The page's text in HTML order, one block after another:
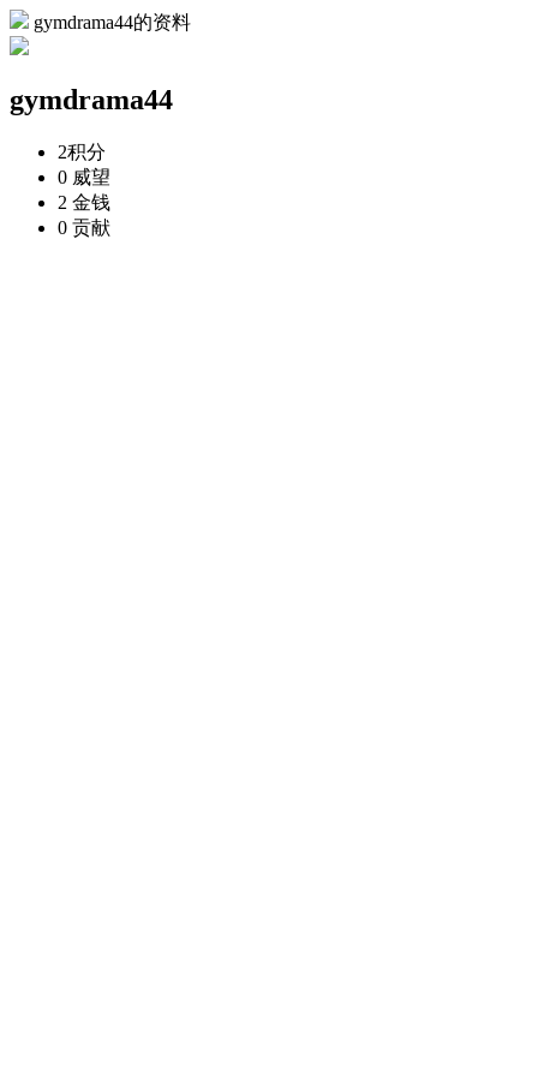
gymdrama44的资料
gymdrama44
2积分
0 威望
2 金钱
0 贡献